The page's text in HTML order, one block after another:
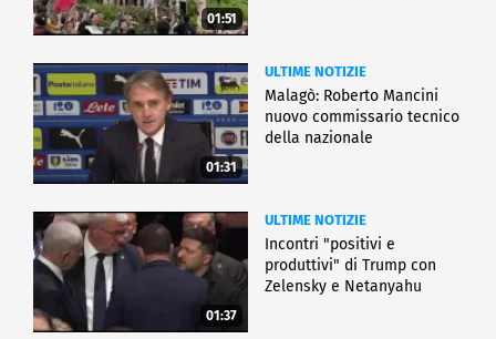
01:51
01:31
ULTIME NOTIZIE
Malagò: Roberto Mancini
nuovo commissario tecnico
della nazionale
01:37
ULTIME NOTIZIE
Incontri "positivi e
produttivi" di Trump con
Zelensky e Netanyahu